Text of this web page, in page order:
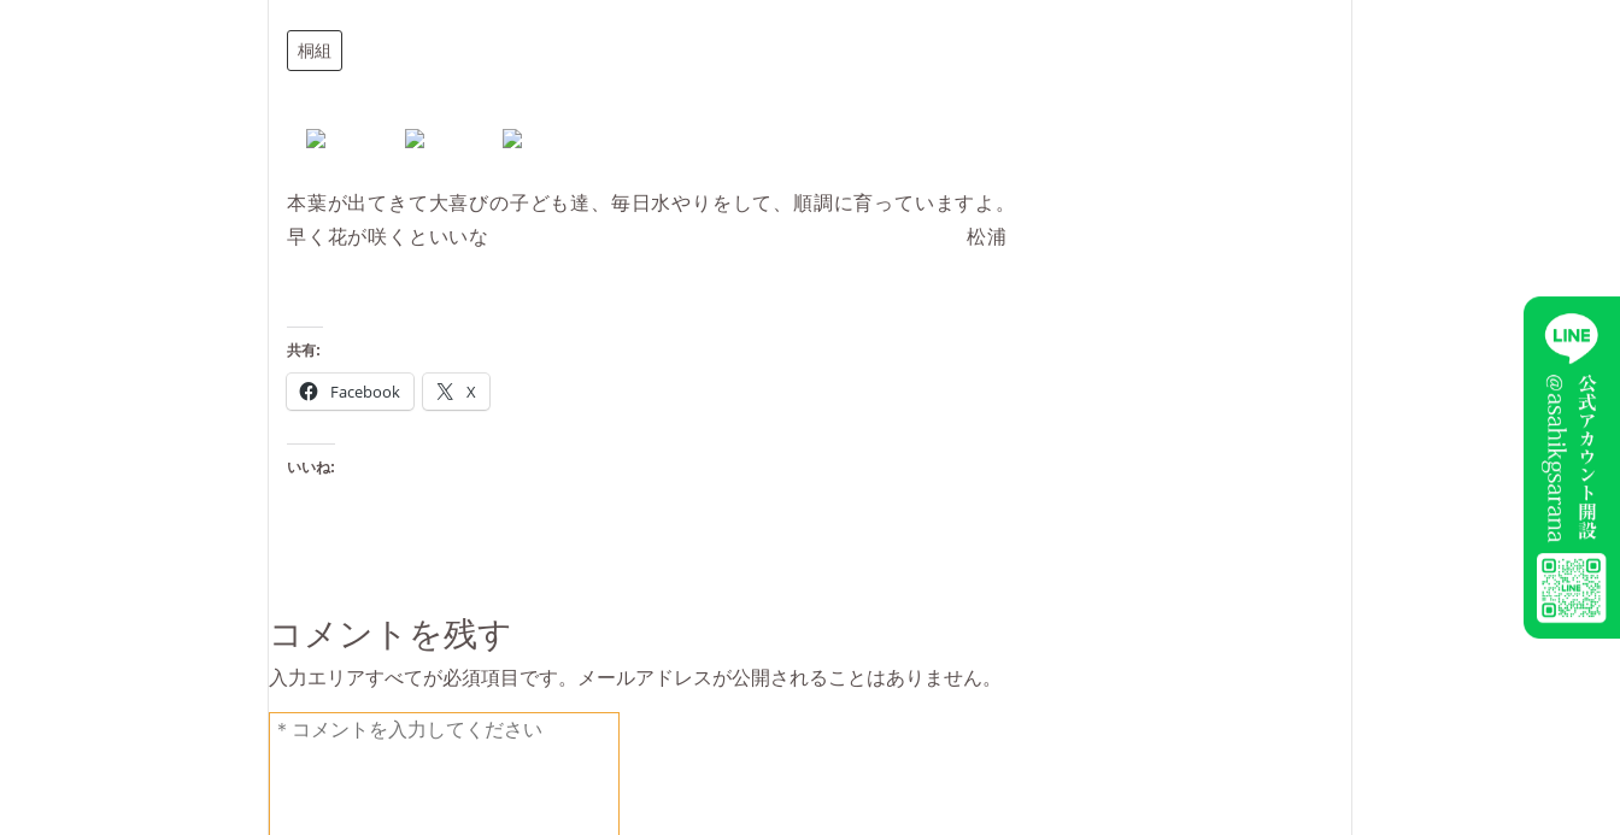
桐組
本葉が出てきて大喜びの子ども達、毎日水やりをして、順調に育っていますよ。
早く花が咲くといいな 松浦
共有:
Facebook X
いいね:
コメントを残す
入力エリアすべてが必須項目です。メールアドレスが公開されることはありません。